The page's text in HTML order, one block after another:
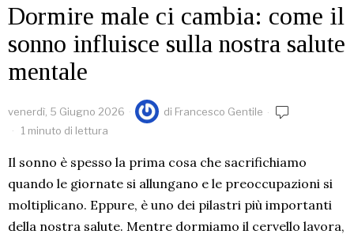
Dormire male ci cambia: come il
sonno influisce sulla nostra salute
mentale
venerdì, 5 Giugno 2026 di Francesco Gentile
1 minuto di lettura
Il sonno è spesso la prima cosa che sacrifichiamo
quando le giornate si allungano e le preoccupazioni si
moltiplicano. Eppure, è uno dei pilastri più importanti
della nostra salute. Mentre dormiamo il cervello lavora,